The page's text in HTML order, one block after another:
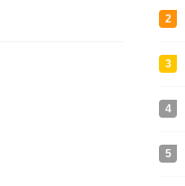
2
3
4
5